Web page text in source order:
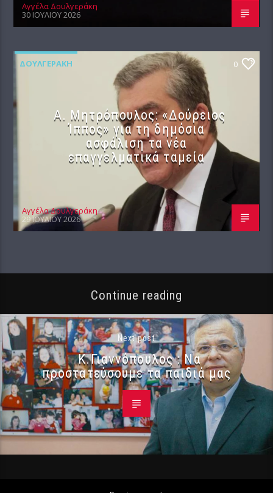
Αγγέλα Δουλγεράκη
30 ΙΟΥΛΊΟΥ 2026
ΔΟΥΛΓΕΡΆΚΗ 0
Α. Μητρόπουλος: «Δούρειος
Ίππος» για τη δημόσια
ασφάλιση τα νέα
επαγγελματικά ταμεία
Αγγέλα Δουλγεράκη
29 ΙΟΥΛΊΟΥ 2026
Continue reading
Next post
Κ.Γιαννόπουλος : Να
προστατεύσουμε τα παιδιά μας